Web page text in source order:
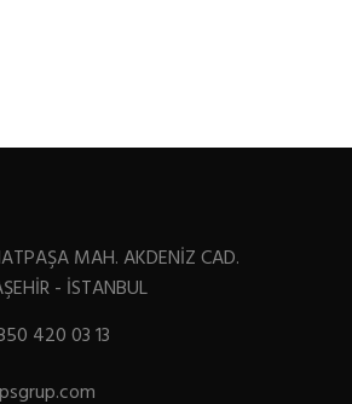
MAH. AKDENİZ CAD.
- İSTANBUL
420 03 13